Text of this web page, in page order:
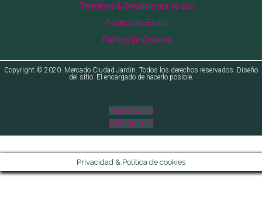
Terminos & Condiciones de uso
Política de Envíos
Politica de Cookies
Copyright © 2020. Mercado Ciudad Jardín. Todos los derechos reservados. Diseño
del sitio: El encargado de hacerlo posible.
Facebook
Instagram
Privacidad & Política de cookies